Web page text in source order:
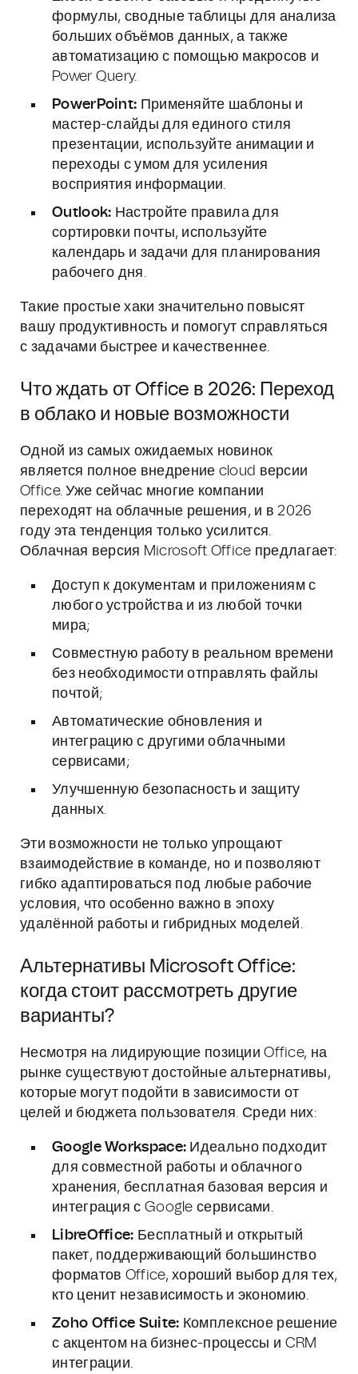
формулы, сводные таблицы для анализа
больших объёмов данных, а также
автоматизацию с помощью макросов и
Power Query.
PowerPoint: Применяйте шаблоны и
мастер-слайды для единого стиля
презентации, используйте анимации и
переходы с умом для усиления
восприятия информации.
Outlook: Настройте правила для
сортировки почты, используйте
календарь и задачи для планирования
рабочего дня.
Такие простые хаки значительно повысят
вашу продуктивность и помогут справляться
с задачами быстрее и качественнее.
Что ждать от Office в 2026: Переход
в облако и новые возможности
Одной из самых ожидаемых новинок
является полное внедрение cloud версии
Office. Уже сейчас многие компании
переходят на облачные решения, и в 2026
году эта тенденция только усилится.
Облачная версия Microsoft Office предлагает:
Доступ к документам и приложениям с
любого устройства и из любой точки
мира;
Совместную работу в реальном времени
без необходимости отправлять файлы
почтой;
Автоматические обновления и
интеграцию с другими облачными
сервисами;
Улучшенную безопасность и защиту
данных.
Эти возможности не только упрощают
взаимодействие в команде, но и позволяют
гибко адаптироваться под любые рабочие
условия, что особенно важно в эпоху
удалённой работы и гибридных моделей.
Альтернативы Microsoft Office:
когда стоит рассмотреть другие
варианты?
Несмотря на лидирующие позиции Office, на
рынке существуют достойные альтернативы,
которые могут подойти в зависимости от
целей и бюджета пользователя. Среди них:
Google Workspace: Идеально подходит
для совместной работы и облачного
хранения, бесплатная базовая версия и
интеграция с Google сервисами.
LibreOffice: Бесплатный и открытый
пакет, поддерживающий большинство
форматов Office, хороший выбор для тех,
кто ценит независимость и экономию.
Zoho Office Suite: Комплексное решение
с акцентом на бизнес-процессы и CRM
интеграции.